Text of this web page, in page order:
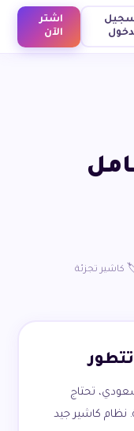
اشتر
الآن
كاشير تجزئة
السعودي، تحتاج
نظام كاشير جيد